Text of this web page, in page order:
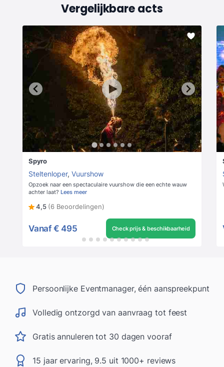
Vergelijkbare acts
Spyro
Steltenloper, Vuurshow
Opzoek naar een spectaculaire vuurshow die een echte wauw
achter laat? Lees meer
4,5 (6 Beoordelingen)
Vanaf € 495 Check prijs & beschikbaarheid
Persoonlijke Eventmanager, één aanspreekpunt
Volledig ontzorgd van aanvraag tot feest
Gratis annuleren tot 30 dagen vooraf
15 jaar ervaring, 9.5 uit 1000+ reviews